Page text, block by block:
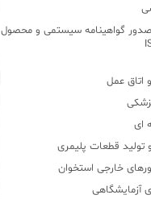
گواهینامه سیستمی و محصول
اتاق عمل
ای
تولید قطعات پلیمری
خارجی استخوان
آزمایشگاهی